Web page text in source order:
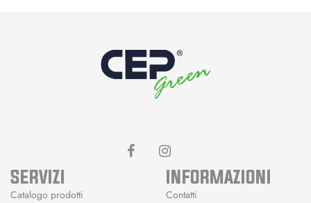
SERVIZI
Catalogo prodotti
INFORMAZIONI
Contatti